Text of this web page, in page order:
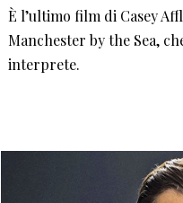
È l’ultimo film di Casey
Manchester by the Sea,
interprete.